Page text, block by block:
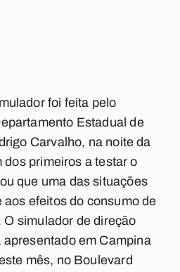
foi feita pelo
Estadual de
Carvalho, na noite da
primeiros a testar o
que uma das situações
efeitos do consumo de
O simulador de direção
em Campina
mês, no Boulevard